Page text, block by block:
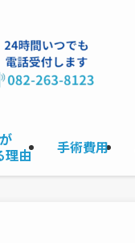
理由
手術費用